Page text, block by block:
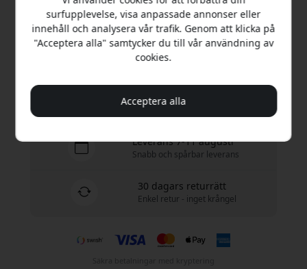
Köp nu
I lager - redo att skickas
Fri frakt i Sverige
Leverans 7-11 augusti
Snabb och spårbar leverans
30 dagars returrätt
Enkel retur - inget krångel
surfupplevelse, visa anpassade annonser eller
innehåll och analysera vår trafik. Genom att klicka på
"Acceptera alla" samtycker du till vår användning av
cookies.
Acceptera alla